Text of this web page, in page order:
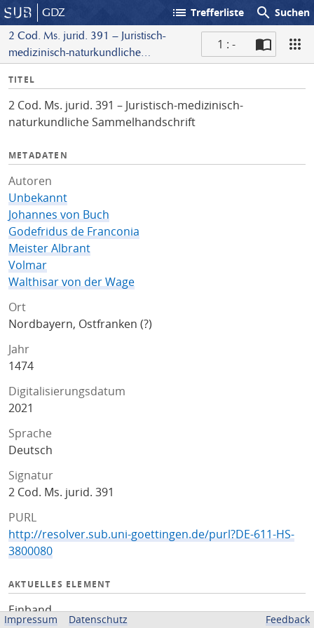
GDZ list Trefferliste search Suchen
2 Cod. Ms. jurid. 391 – Juristisch-
medizinisch-naturkundliche
1 : -
I
f
o
TITEL
2 Cod. Ms. jurid. 391 – Juristisch-medizinisch-
naturkundliche Sammelhandschrift
METADATEN
Autoren
Unbekannt
Johannes von Buch
Godefridus de Franconia
Meister Albrant
Volmar
Walthisar von der Wage
Ort
Nordbayern, Ostfranken (?)
Jahr
1474
Digitalisierungsdatum
2021
Sprache
Deutsch
Signatur
2 Cod. Ms. jurid. 391
PURL
http://resolver.sub.uni-goettingen.de/purl?DE-611-HS-
3800080
AKTUELLES ELEMENT
Einband
Impressum Datenschutz Feedback